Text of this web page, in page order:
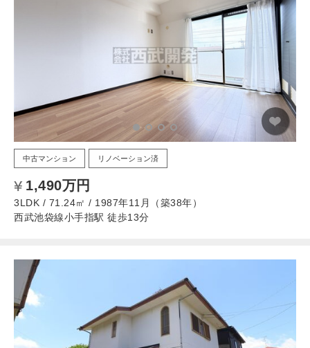
中古マンション リノベーション済
1,490万円
3LDK / 71.24㎡ / 1987年11月（築38年）
西武池袋線小手指駅 徒歩13分